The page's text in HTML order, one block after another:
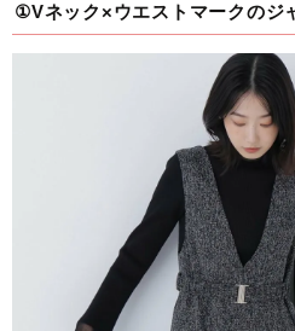
①Vネック×ウエストマークのジ